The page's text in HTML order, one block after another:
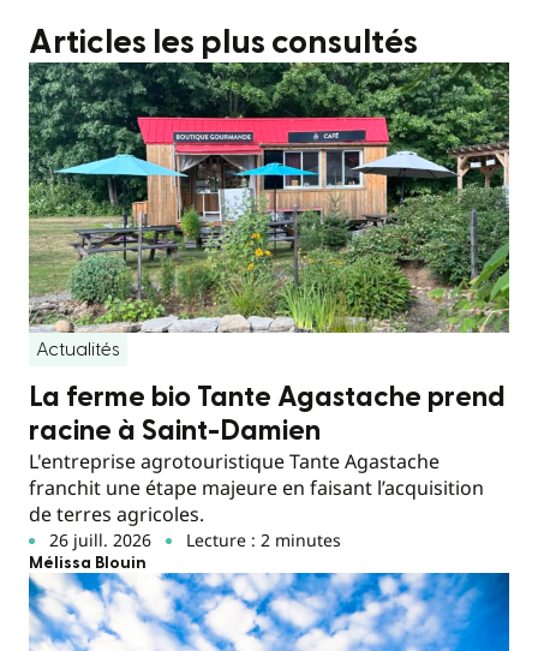
Articles les plus consultés
Actualités
La ferme bio Tante Agastache prend
racine à Saint-Damien
L'entreprise agrotouristique Tante Agastache
franchit une étape majeure en faisant l’acquisition
de terres agricoles.
26 juill. 2026 Lecture : 2 minutes
Mélissa Blouin